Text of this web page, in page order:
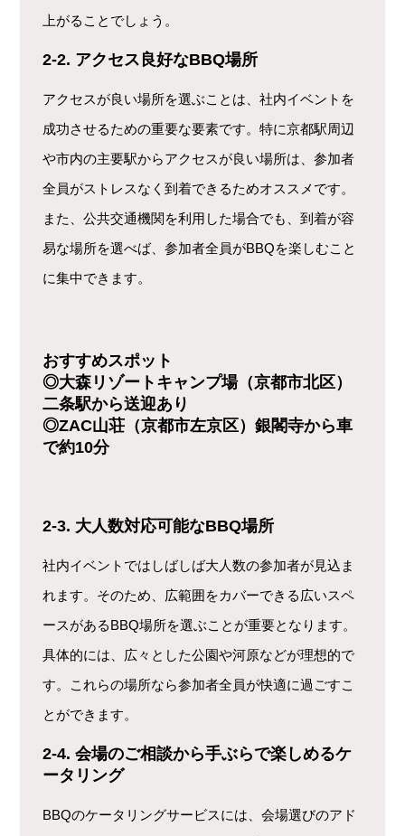
上がることでしょう。
2-2. アクセス良好なBBQ場所
アクセスが良い場所を選ぶことは、社内イベントを
成功させるための重要な要素です。特に京都駅周辺
や市内の主要駅からアクセスが良い場所は、参加者
全員がストレスなく到着できるためオススメです。
また、公共交通機関を利用した場合でも、到着が容
易な場所を選べば、参加者全員がBBQを楽しむこと
に集中できます。
おすすめスポット
◎大森リゾートキャンプ場（京都市北区）
二条駅から送迎あり
◎ZAC山荘（京都市左京区）銀閣寺から車
で約10分
2-3. 大人数対応可能なBBQ場所
社内イベントではしばしば大人数の参加者が見込ま
れます。そのため、広範囲をカバーできる広いスペ
ースがあるBBQ場所を選ぶことが重要となります。
具体的には、広々とした公園や河原などが理想的で
す。これらの場所なら参加者全員が快適に過ごすこ
とができます。
2-4. 会場のご相談から手ぶらで楽しめるケ
ータリング
BBQのケータリングサービスには、会場選びのアド